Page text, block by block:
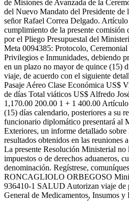
de Misiones de Avanzada de la
del Nuevo Mandato del Presidente de
señor Rafael Correa Delgado.
cumplimiento de la presente comisión
por el Pliego Presupuestal del
Meta 0094385: Protocolo,
Privilegios e Inmunidades, debiendo
en un plazo no mayor de quince (15)
viaje, de acuerdo con el siguiente
Pasaje Aéreo Clase Económica US$
de días Total viáticos US$ Alfredo
1,170.00 200.00 1 + 1 400.00
(15) días calendario, posteriores a su
funcionario diplomático presentará al
Exteriores, un informe detallado sobre
resultados obtenidos en las reuniones
La presente Resolución Ministerial no
impuestos o de derechos aduaneros,
denominación. Regístrese,
RONCAGLIOLO ORBEGOSO
936410-1 SALUD Autorizan viaje de
General de Medicamentos, Insumos y